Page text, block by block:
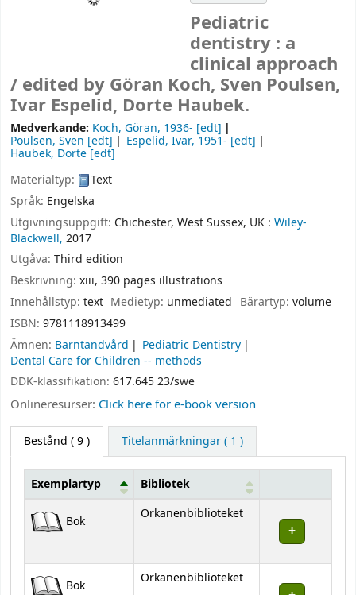
Pediatric
dentistry : a
clinical approach
/ edited by Göran Koch, Sven Poulsen,
Ivar Espelid, Dorte Haubek.
Medverkande: Koch, Göran, 1936- [edt]
Poulsen, Sven [edt] Espelid, Ivar, 1951- [edt]
Haubek, Dorte [edt]
Materialtyp:
Text
Språk: Engelska
Utgivningsuppgift: Chichester, West Sussex, UK : Wiley-
Blackwell, 2017
Utgåva: Third edition
Beskrivning: xiii, 390 pages illustrations
Innehållstyp: text Medietyp: unmediated Bärartyp: volume
ISBN: 9781118913499
Ämnen: Barntandvård
Pediatric Dentistry
Dental Care for Children -- methods
DDK-klassifikation: 617.645 23/swe
Onlineresurser: Click here for e-book version
Bestånd ( 9 ) Titelanmärkningar ( 1 )
Bestånd
Exemplartyp Bibliotek
Bok Orkanenbiblioteket
Bok Orkanenbiblioteket